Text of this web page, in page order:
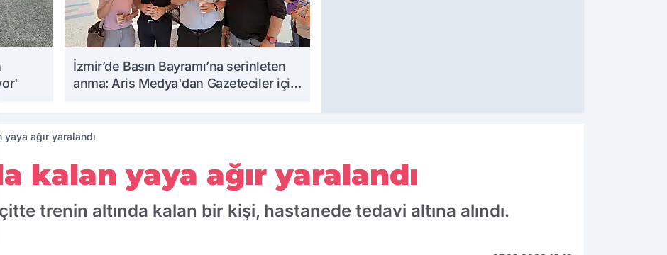
İzmir’de Basın Bayramı’na serinleten
anma: Aris Medya'dan Gazeteciler için
ağır yaralandı
kalan yaya ağır yaralandı
trenin altında kalan bir kişi, hastanede tedavi altına alındı.